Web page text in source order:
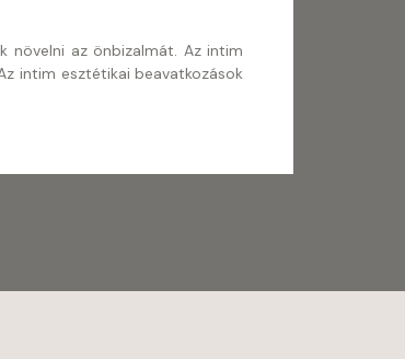
növelni az önbizalmát. Az intim
intim esztétikai beavatkozások